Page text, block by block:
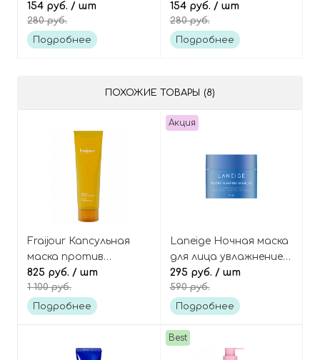
паровая маска для
глаз «Ромашка» Daily
Eye Mask Camomile
154 руб. / шт
280 руб.
Подробнее
паровая маска для
глаз «Розовый сад»
Daily Eye Mask Rose
154 руб. / шт
280 руб.
Подробнее
ПОХОЖИЕ ТОВАРЫ (8)
Fraijour Капсульная
маска против
пигментации с юдзу и
мёдом Yuzu Honey
Anti-Mela Capsule
825 руб. / шт
1 100 руб.
Подробнее
Акция
Laneige Ночная маска
для лица увлажнение
Water sleeping mask
295 руб. / шт
590 руб.
Подробнее
Best